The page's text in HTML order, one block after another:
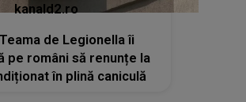
kanald2.ro
Teama de Legionella îi
pe români să renunțe la
în plină caniculă